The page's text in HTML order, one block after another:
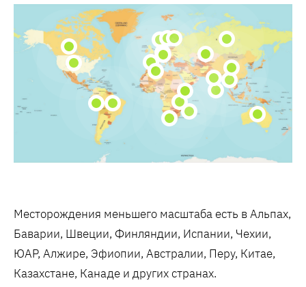
Месторождения меньшего масштаба есть в Альпах,
Баварии, Швеции, Финляндии, Испании, Чехии,
ЮАР, Алжире, Эфиопии, Австралии, Перу, Китае,
Казахстане, Канаде и других странах.